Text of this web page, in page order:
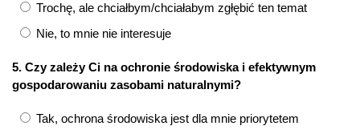
Trochę, ale chciałbym/chciałabym zgłębić ten temat
Nie, to mnie nie interesuje
5. Czy zależy Ci na ochronie środowiska i efektywnym
gospodarowaniu zasobami naturalnymi?
Tak, ochrona środowiska jest dla mnie priorytetem